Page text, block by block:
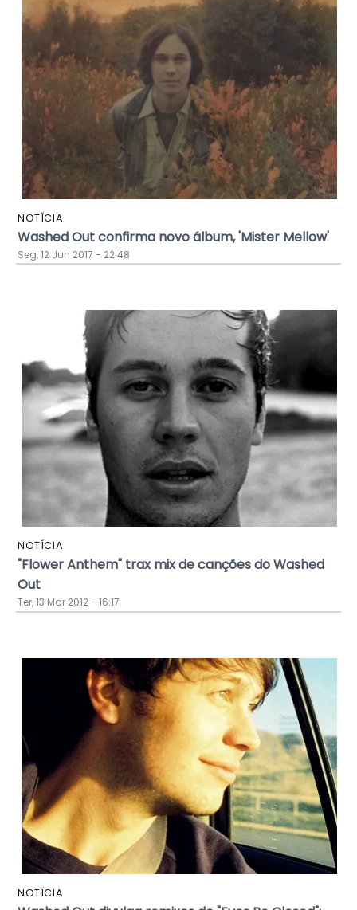
NOTÍCIA
Washed Out confirma novo álbum, 'Mister Mellow'
Seg, 12 Jun 2017 - 22:48
NOTÍCIA
"Flower Anthem" trax mix de canções do Washed
Out
Ter, 13 Mar 2012 - 16:17
NOTÍCIA